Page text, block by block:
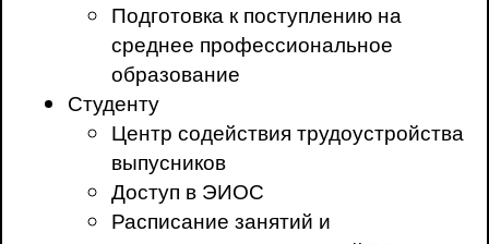
Подготовка к поступлению на
среднее профессиональное
образование
Студенту
Центр содействия трудоустройства
выпусников
Доступ в ЭИОС
Расписание занятий и